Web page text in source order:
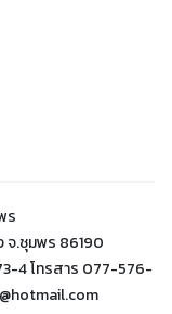
ร
จ.ชุมพร 86190
4 โทรสาร 077-576-